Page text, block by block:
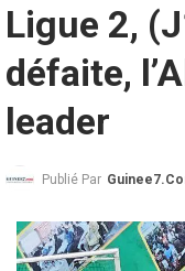
Ligue 2,
défaite,
leader
Publié Par